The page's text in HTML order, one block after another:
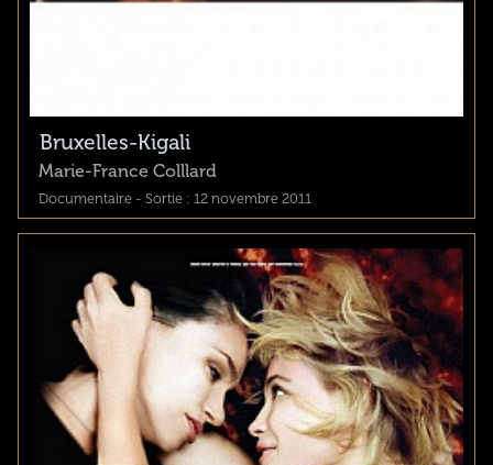
Bruxelles-Kigali
Marie-France Colllard
Documentaire - Sortie : 12 novembre 2011